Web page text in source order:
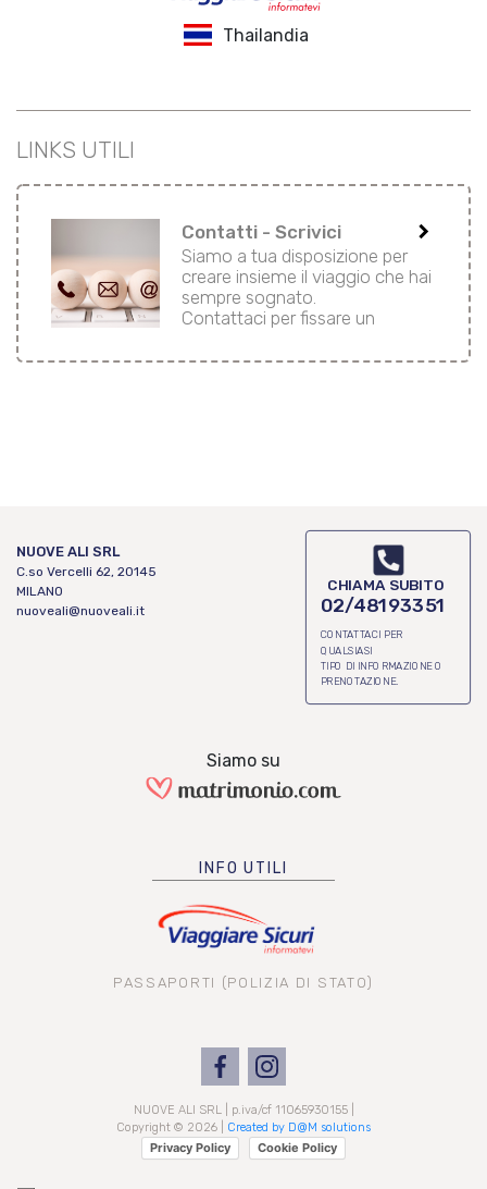
Thailandia
LINKS UTILI
Contatti - Scrivici keyboard_arrow_right
Siamo a tua disposizione per
creare insieme il viaggio che hai
sempre sognato.
Contattaci per fissare un
telefonico.
NUOVE ALI SRL
C.so Vercelli 62, 20145
MILANO
nuoveali@nuoveali.it
CHIAMA SUBITO
02/48193351
CONTATTACI PER
QUALSIASI
TIPO DI INFORMAZIONE O
PRENOTAZIONE.
Siamo su
INFO UTILI
PASSAPORTI (POLIZIA DI STATO)
NUOVE ALI SRL | p.iva/cf 11065930155 |
Copyright © 2026 | Created by D@M solutions
Privacy Policy Cookie Policy